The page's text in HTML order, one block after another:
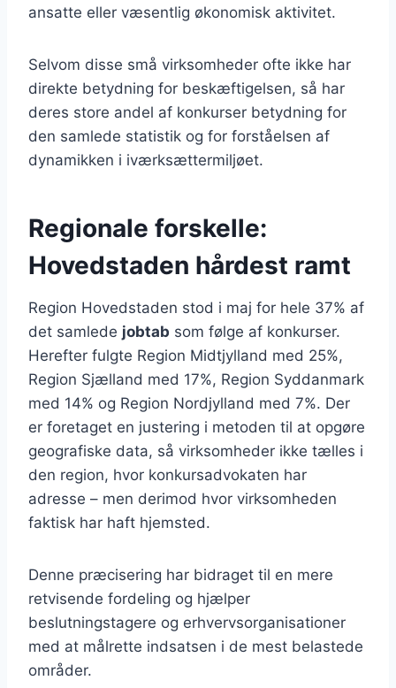
ansatte eller væsentlig økonomisk aktivitet.
Selvom disse små virksomheder ofte ikke har
direkte betydning for beskæftigelsen, så har
deres store andel af konkurser betydning for
den samlede statistik og for forståelsen af
dynamikken i iværksættermiljøet.
Regionale forskelle:
Hovedstaden hårdest ramt
Region Hovedstaden stod i maj for hele 37% af
det samlede jobtab som følge af konkurser.
Herefter fulgte Region Midtjylland med 25%,
Region Sjælland med 17%, Region Syddanmark
med 14% og Region Nordjylland med 7%. Der
er foretaget en justering i metoden til at opgøre
geografiske data, så virksomheder ikke tælles i
den region, hvor konkursadvokaten har
adresse – men derimod hvor virksomheden
faktisk har haft hjemsted.
Denne præcisering har bidraget til en mere
retvisende fordeling og hjælper
beslutningstagere og erhvervsorganisationer
med at målrette indsatsen i de mest belastede
områder.